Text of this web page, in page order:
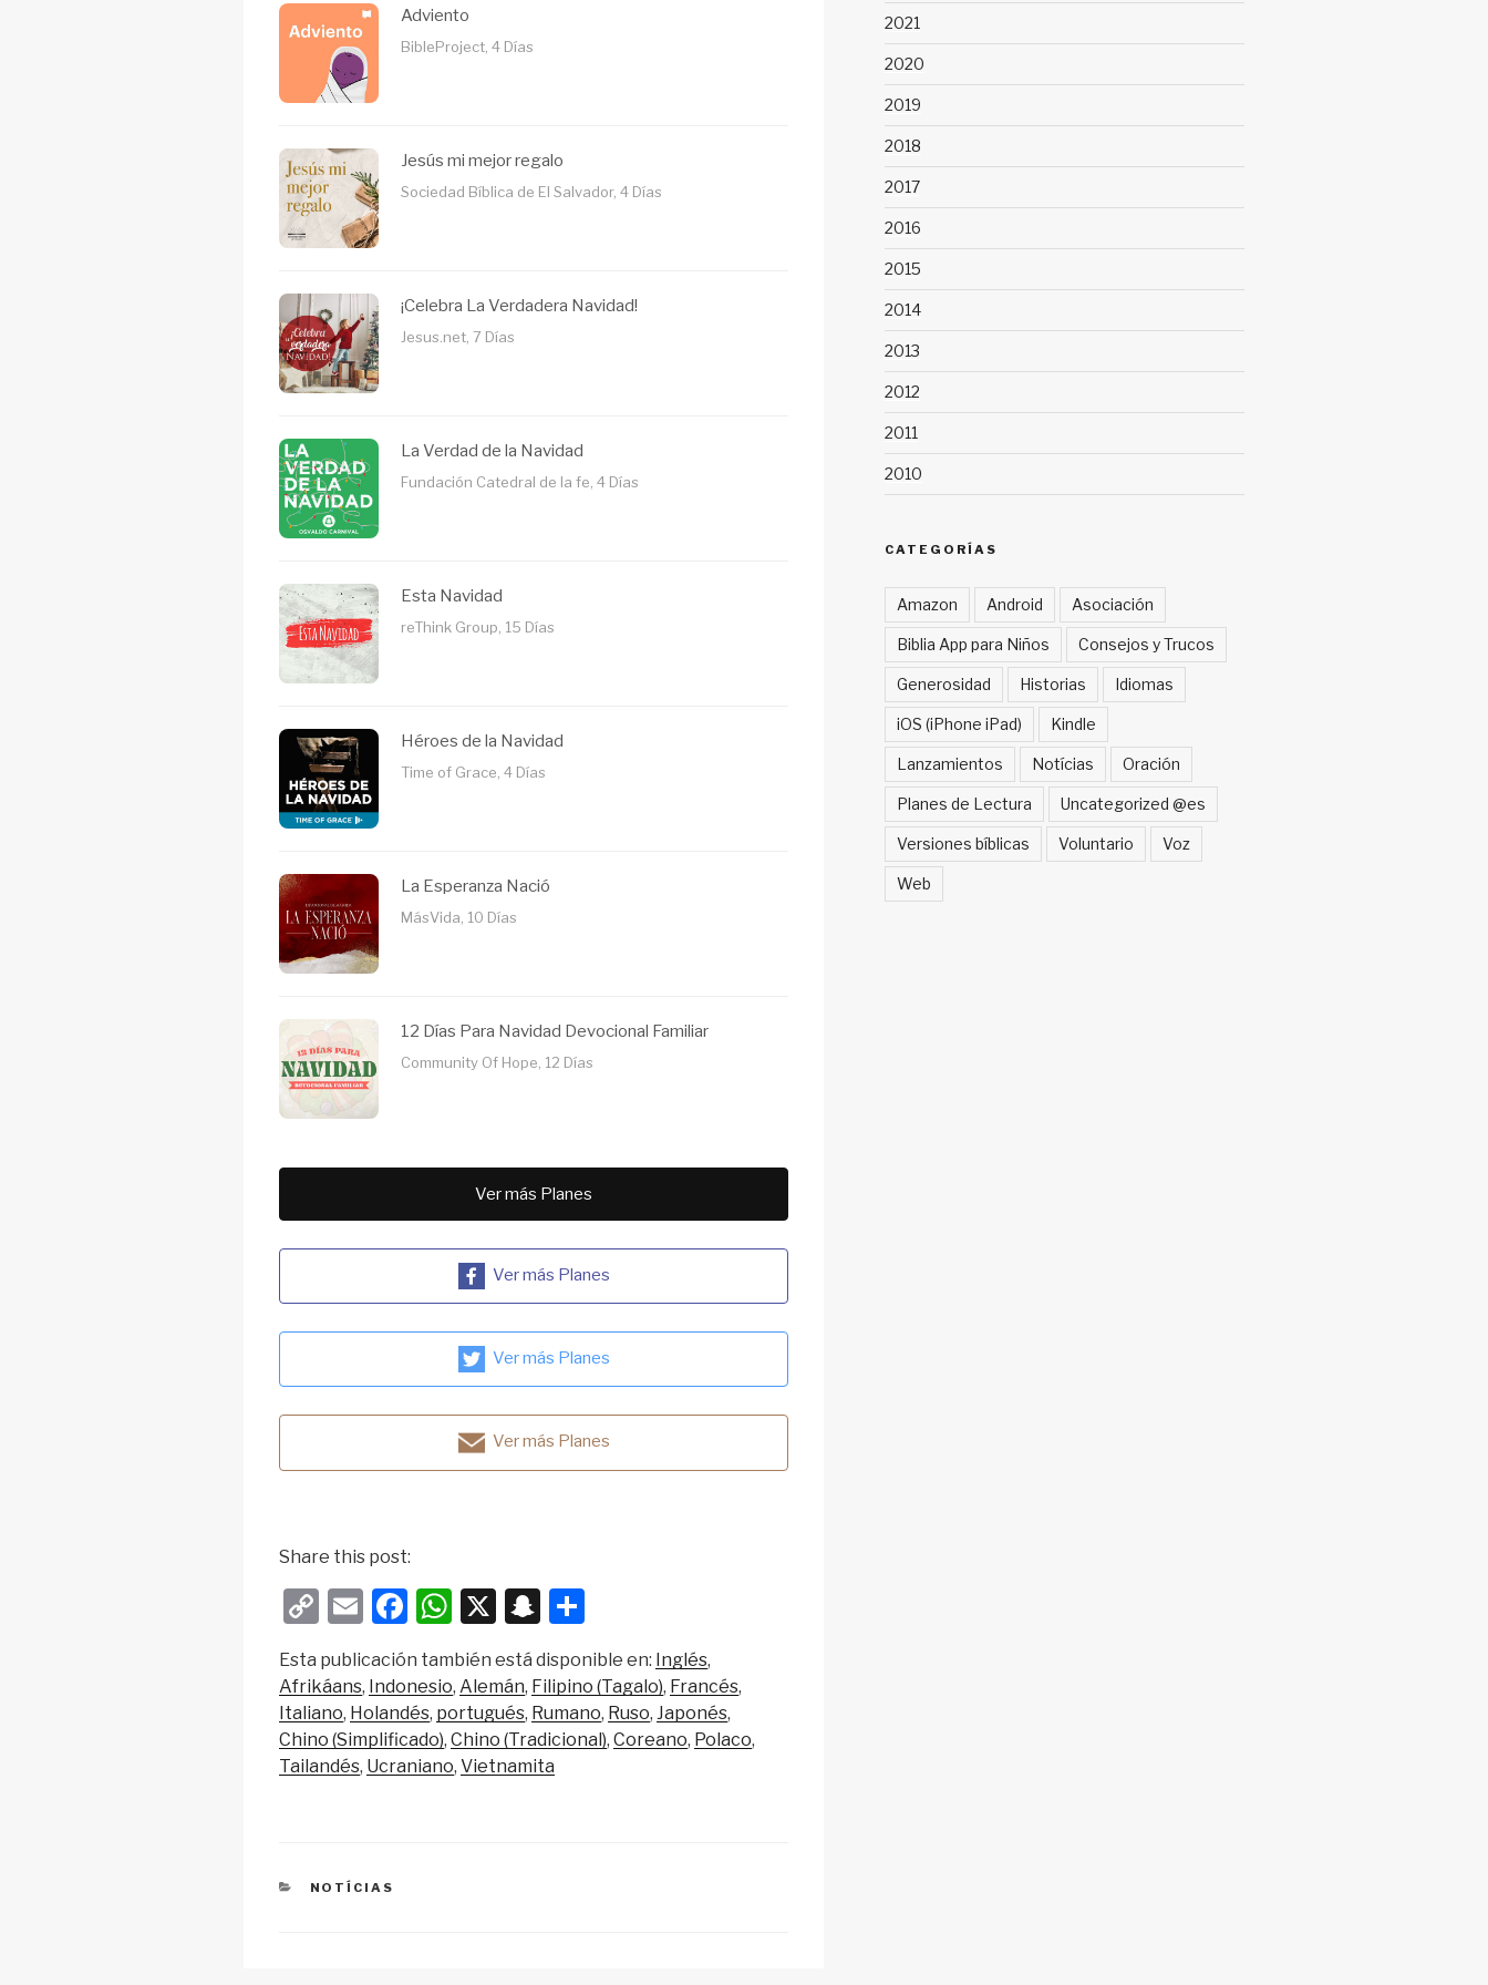
Adviento
BibleProject, 4 Días
Jesús mi mejor regalo
Sociedad Bíblica de El Salvador, 4 Días
¡Celebra La Verdadera Navidad!
Jesus.net, 7 Días
La Verdad de la Navidad
Fundación Catedral de la fe, 4 Días
Esta Navidad
reThink Group, 15 Días
Héroes de la Navidad
Time of Grace, 4 Días
La Esperanza Nació
MásVida, 10 Días
12 Días Para Navidad Devocional Familiar
Community Of Hope, 12 Días
Ver más Planes
Ver más Planes
Ver más Planes
Ver más Planes
Share this post:
C
p
y
Li
n
E
ail
F
c
e
b
o
W
at
s
A
p
X
S
a
p
c
h
ar
e
Esta publicación también está disponible en: Inglés
Afrikáans Indonesio Alemán Filipino (Tagalo) Francés
Italiano Holandés portugués Rumano Ruso Japonés
Chino (Simplificado) Chino (Tradicional) Coreano Polaco
Tailandés Ucraniano Vietnamita
CATEGORIES
NOTÍCIAS
2021
2020
2019
2018
2017
2016
2015
2014
2013
2012
2011
2010
CATEGORÍAS
Amazon Android Asociación
Biblia App para Niños Consejos y Trucos
Generosidad Historias Idiomas
iOS (iPhone iPad) Kindle
Lanzamientos Notícias Oración
Planes de Lectura Uncategorized @es
Versiones bíblicas Voluntario Voz
Web